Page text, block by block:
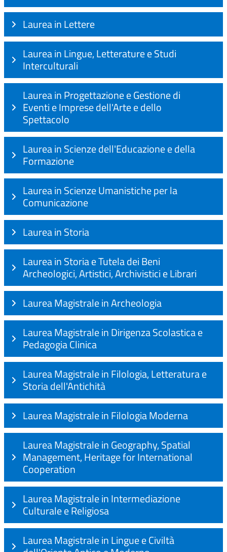
Laurea in Lettere
Laurea in Lingue, Letterature e Studi
Interculturali
Laurea in Progettazione e Gestione di
Eventi e Imprese dell'Arte e dello
Spettacolo
Laurea in Scienze dell'Educazione e della
Formazione
Laurea in Scienze Umanistiche per la
Comunicazione
Laurea in Storia
Laurea in Storia e Tutela dei Beni
Archeologici, Artistici, Archivistici e Librari
Laurea Magistrale in Archeologia
Laurea Magistrale in Dirigenza Scolastica e
Pedagogia Clinica
Laurea Magistrale in Filologia, Letteratura e
Storia dell'Antichità
Laurea Magistrale in Filologia Moderna
Laurea Magistrale in Geography, Spatial
Management, Heritage for International
Cooperation
Laurea Magistrale in Intermediazione
Culturale e Religiosa
Laurea Magistrale in Lingue e Civiltà